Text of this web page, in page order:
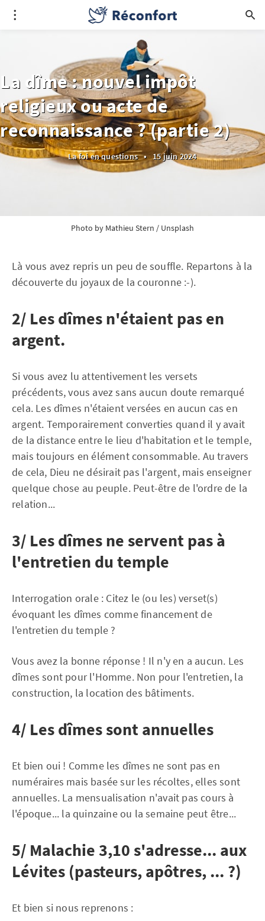
La dîme : nouvel impôt
religieux ou acte de
reconnaissance ? (partie 2)
La foi en questions • 15 juin 2024
Photo by Mathieu Stern / Unsplash
Là vous avez repris un peu de souffle. Repartons à la
découverte du joyaux de la couronne :-).
2/ Les dîmes n'étaient pas en
argent.
Si vous avez lu attentivement les versets
précédents, vous avez sans aucun doute remarqué
cela. Les dîmes n'étaient versées en aucun cas en
argent. Temporairement converties quand il y avait
de la distance entre le lieu d'habitation et le temple,
mais toujours en élément consommable. Au travers
de cela, Dieu ne désirait pas l'argent, mais enseigner
quelque chose au peuple. Peut-être de l'ordre de la
relation...
3/ Les dîmes ne servent pas à
l'entretien du temple
Interrogation orale : Citez le (ou les) verset(s)
évoquant les dîmes comme financement de
l'entretien du temple ?
Vous avez la bonne réponse ! Il n'y en a aucun. Les
dîmes sont pour l'Homme. Non pour l'entretien, la
construction, la location des bâtiments.
4/ Les dîmes sont annuelles
Et bien oui ! Comme les dîmes ne sont pas en
numéraires mais basée sur les récoltes, elles sont
annuelles. La mensualisation n'avait pas cours à
l'époque... la quinzaine ou la semaine peut être...
5/ Malachie 3,10 s'adresse... aux
Lévites (pasteurs, apôtres, ... ?)
Et bien si nous reprenons :